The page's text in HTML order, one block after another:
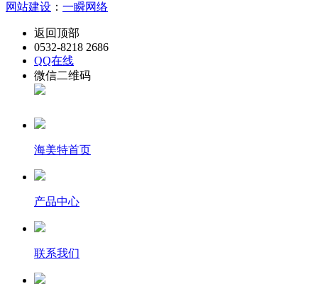
网站建设 ： 一瞬网络
返回顶部
0532-8218 2686
QQ在线
微信二维码
海美特首页
产品中心
联系我们